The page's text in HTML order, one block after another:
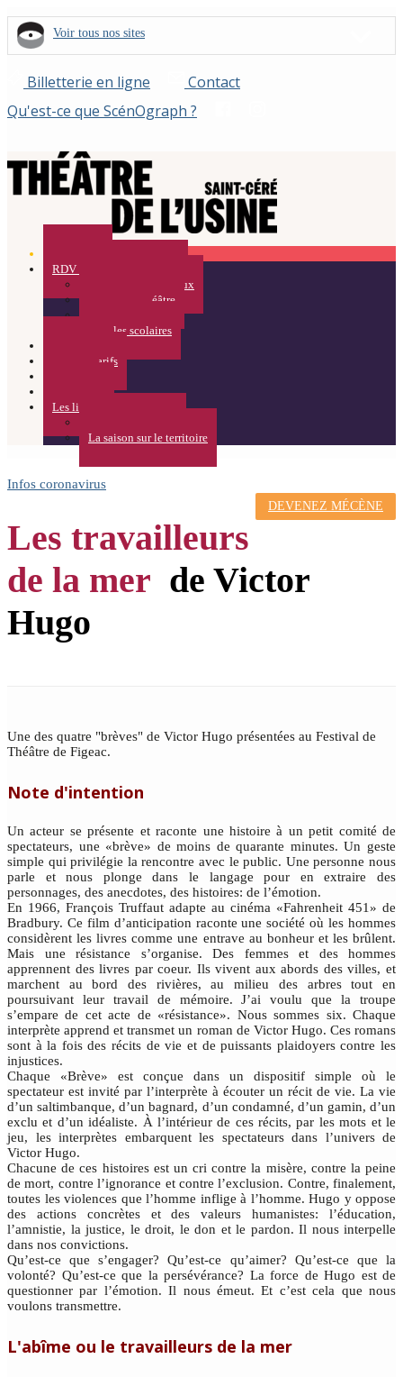
Voir tous nos sites
Billetterie en ligne
Contact
Qu'est-ce que ScénOgraph ?
RDV Curieux / Médiation
Rendez-vous Curieux
Visites du Théâtre
Pour les scolaires
Infos et Tarifs
Les lieux
La saison sur le territoire
Infos coronavirus
DEVENEZ MÉCÈNE
Les travailleurs
de la mer de Victor
Hugo
Une des quatre "brèves" de Victor Hugo présentées au Festival de
Théâtre de Figeac.
Note d'intention
Un acteur se présente et raconte une histoire à un petit comité de
spectateurs, une «brève» de moins de quarante minutes. Un geste
simple qui privilégie la rencontre avec le public. Une personne nous
parle et nous plonge dans le langage pour en extraire des
personnages, des anecdotes, des histoires: de l’émotion.
En 1966, François Truffaut adapte au cinéma «Fahrenheit 451» de
Bradbury. Ce film d’anticipation raconte une société où les hommes
considèrent les livres comme une entrave au bonheur et les brûlent.
Mais une résistance s’organise. Des femmes et des hommes
apprennent des livres par coeur. Ils vivent aux abords des villes, et
marchent au bord des rivières, au milieu des arbres tout en
poursuivant leur travail de mémoire. J’ai voulu que la troupe
s’empare de cet acte de «résistance». Nous sommes six. Chaque
interprète apprend et transmet un roman de Victor Hugo. Ces romans
sont à la fois des récits de vie et de puissants plaidoyers contre les
injustices.
Chaque «Brève» est conçue dans un dispositif simple où le
spectateur est invité par l’interprète à écouter un récit de vie. La vie
d’un saltimbanque, d’un bagnard, d’un condamné, d’un gamin, d’un
exclu et d’un idéaliste. À l’intérieur de ces récits, par les mots et le
jeu, les interprètes embarquent les spectateurs dans l’univers de
Victor Hugo.
Chacune de ces histoires est un cri contre la misère, contre la peine
de mort, contre l’ignorance et contre l’exclusion. Contre, finalement,
toutes les violences que l’homme inflige à l’homme. Hugo y oppose
des actions concrètes et des valeurs humanistes: l’éducation,
l’amnistie, la justice, le droit, le don et le pardon. Il nous interpelle
dans nos convictions.
Qu’est-ce que s’engager? Qu’est-ce qu’aimer? Qu’est-ce que la
volonté? Qu’est-ce que la persévérance? La force de Hugo est de
questionner par l’émotion. Il nous émeut. Et c’est cela que nous
voulons transmettre.
L'abîme ou le travailleurs de la mer